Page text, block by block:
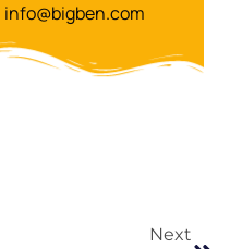
info@bigben.com
Next